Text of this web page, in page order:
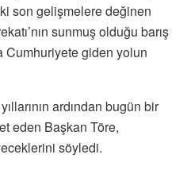
son gelişmelere değinen
sunmuş olduğu barış
Cumhuriyete giden yolun
ardından bugün bir
eden Başkan Töre,
söyledi.